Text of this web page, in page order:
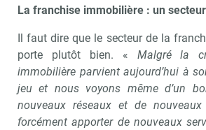
La franchise immobilière : un
Il faut dire que le secteur de la
porte plutôt bien. « Malgré la
immobilière parvient aujourd’hui à
jeu et nous voyons même d’un
nouveaux réseaux et de
forcément apporter de nouveaux